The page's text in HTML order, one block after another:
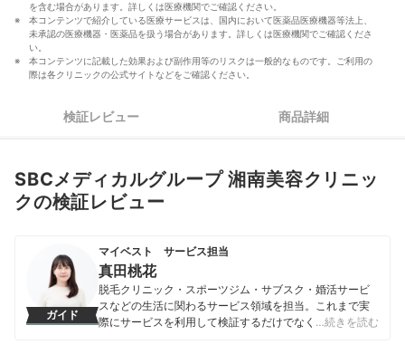
を含む場合があります。詳しくは医療機関でご確認ください。
本コンテンツで紹介している医療サービスは、国内において医薬品医療機器等法上、
未承認の医療機器・医薬品を扱う場合があります。詳しくは医療機関でご確認くださ
い。
本コンテンツに記載した効果および副作用等のリスクは一般的なものです。ご利用の
際は各クリニックの公式サイトなどをご確認ください。
検証レビュー 商品詳細
SBCメディカルグループ 湘南美容クリニッ
クの検証レビュー
ガイド
マイベスト サービス担当
真田桃花
脱毛クリニック・スポーツジム・サブスク・婚活サービ
スなどの生活に関わるサービス領域を担当。これまで実
際にサービスを利用して検証するだけでなく、医師や婚
…続きを読む